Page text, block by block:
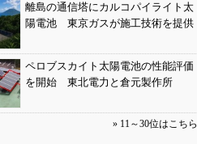
離島の通信塔にカルコパイライト太
陽電池 東京ガスが施工技術を提供
ペロブスカイト太陽電池の性能評価
を開始 東北電力と倉元製作所
» 11～30位はこちら